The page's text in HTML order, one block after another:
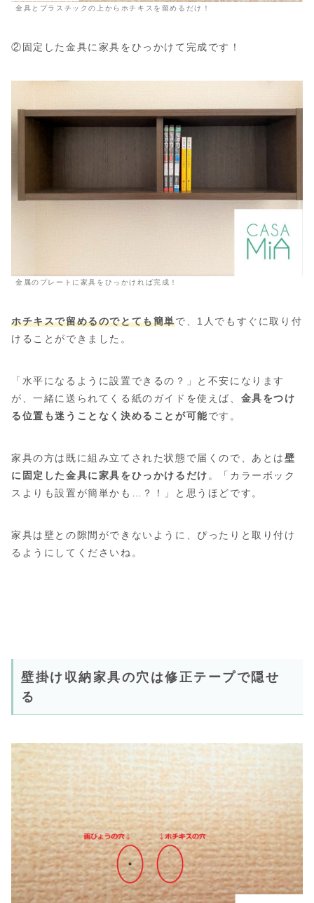
金具とプラスチックの上からホチキスを留めるだけ！
②固定した金具に家具をひっかけて完成です！
金属のプレートに家具をひっかければ完成！
ホチキスで留めるのでとても簡単で、1人でもすぐに取り付
けることができました。
「水平になるように設置できるの？」と不安になります
が、一緒に送られてくる紙のガイドを使えば、 金具をつけ
る位置も迷うことなく決めることが可能です。
家具の方は既に組み立てされた状態で届くので、あとは壁
に固定した金具に家具をひっかけるだけ 。「カラーボック
スよりも設置が簡単かも…？！」と思うほどです。
家具は壁との隙間ができないように、ぴったりと取り付け
るようにしてくださいね。
壁掛け収納家具の穴は修正テープで隠せ
る